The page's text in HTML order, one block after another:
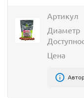
Артикул
Диаметр
Цена